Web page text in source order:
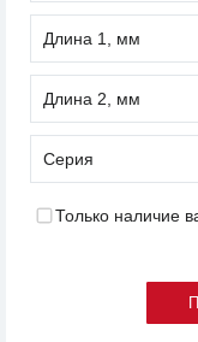
Длина 1, мм
Длина 2, мм
Серия
Только наличие